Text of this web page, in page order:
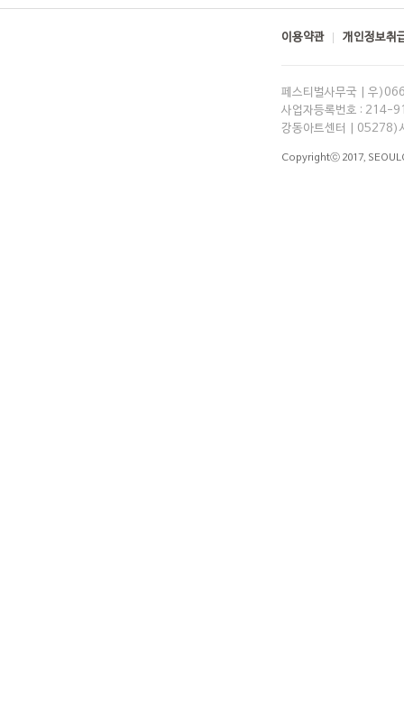
이용약관 개인정보취
페스티벌사무국 | 우
사업자등록번호 :
강동아트센터 | 05278)
Copyrightⓒ 2017,